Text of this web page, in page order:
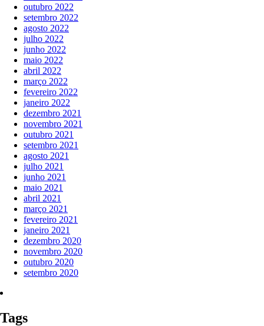
outubro 2022
setembro 2022
agosto 2022
julho 2022
junho 2022
maio 2022
abril 2022
março 2022
fevereiro 2022
janeiro 2022
dezembro 2021
novembro 2021
outubro 2021
setembro 2021
agosto 2021
julho 2021
junho 2021
maio 2021
abril 2021
março 2021
fevereiro 2021
janeiro 2021
dezembro 2020
novembro 2020
outubro 2020
setembro 2020
Tags